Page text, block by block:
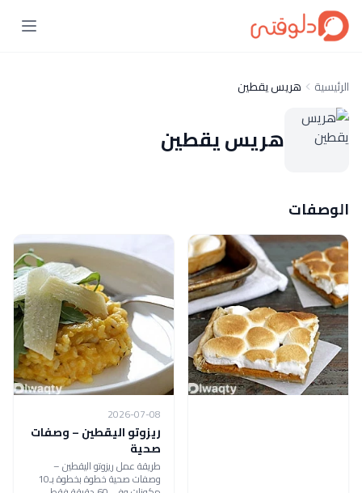
الرئيسية هريس يقطين
هريس يقطين
الوصفات
2026-07-08
ريزوتو اليقطين – وصفات
صحية
طريقة عمل ريزوتو اليقطين –
وصفات صحية خطوة بخطوة بـ10